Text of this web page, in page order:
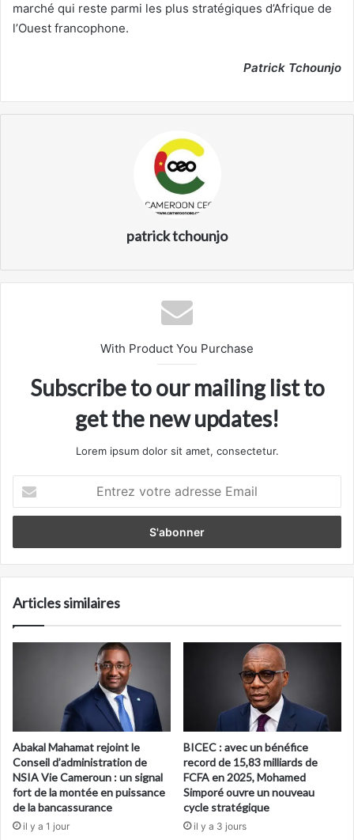
marché qui reste parmi les plus stratégiques d’Afrique de
l’Ouest francophone.
Patrick Tchounjo
patrick tchounjo
With Product You Purchase
Subscribe to our mailing list to
get the new updates!
Lorem ipsum dolor sit amet, consectetur.
votre
adresse
Articles similaires
Abakal Mahamat rejoint le
Conseil d’administration de
NSIA Vie Cameroun : un signal
fort de la montée en puissance
de la bancassurance
il y a 1 jour
BICEC : avec un bénéfice
record de 15,83 milliards de
FCFA en 2025, Mohamed
Simporé ouvre un nouveau
cycle stratégique
il y a 3 jours